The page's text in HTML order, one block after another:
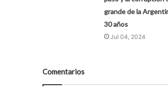
grande de la
30 años
Jul 04, 2024
Comentarios